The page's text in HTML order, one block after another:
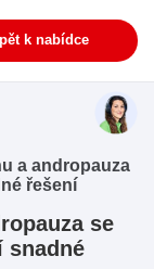
k nabídce
a andropauza
řešení
se
snadné